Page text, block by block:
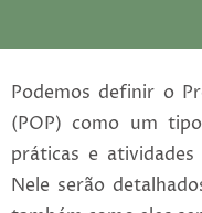
Podemos definir o
(POP) como um
práticas e
Nele serão